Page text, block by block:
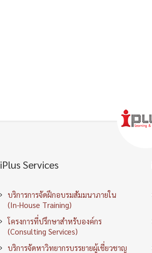
iPlus Services
บริการการจัดฝึกอบรมสัมมนาภายใน
(In-House Training)
โครงการที่ปรึกษาสำหรับองค์กร
(Consulting Services)
บริการจัดหาวิทยากรบรรยายผู้เชี่ยวชาญ